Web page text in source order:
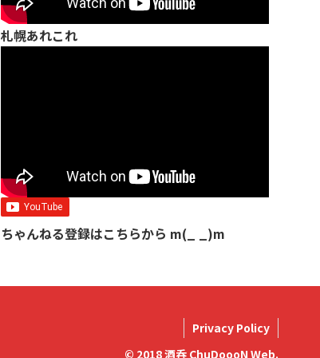
札幌あれこれ
ちゃんねる登録はこちらから m(_ _)m
Privacy Policy
© 2018 酒呑 ChuDoooN Web.